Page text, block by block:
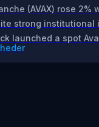
(AVAX) rose
strong institutional
launched a spot